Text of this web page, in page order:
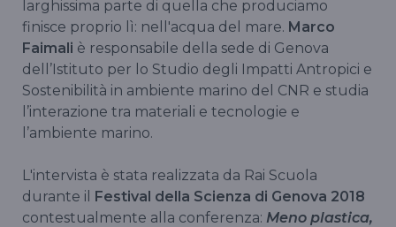
larghissima parte di quella che produciamo
finisce proprio lì: nell'acqua del mare. Marco
Faimali è responsabile della sede di Genova
dell’Istituto per lo Studio degli Impatti Antropici e
Sostenibilità in ambiente marino del CNR e studia
l’interazione tra materiali e tecnologie e
l’ambiente marino.
L'intervista è stata realizzata da Rai Scuola
durante il Festival della Scienza di Genova 2018
contestualmente alla conferenza: Meno plastica,